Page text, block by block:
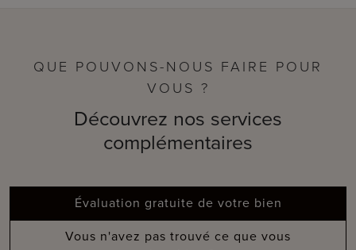
QUE POUVONS-NOUS FAIRE POUR
VOUS ?
Découvrez nos services
complémentaires
Évaluation gratuite de votre bien
Vous n'avez pas trouvé ce que vous